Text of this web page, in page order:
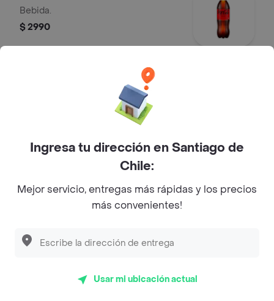
Bebida.
$ 2990
Café en Grano Molido French
variedad french vanilla 453 g
Ingresa tu dirección en Santiago de
Chile:
Mejor servicio, entregas más rápidas y los precios
más convenientes!
Usar mi ubicación actual